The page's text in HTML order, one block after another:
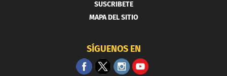
SUSCRIBETE
MAPA DEL SITIO
SÍGUENOS EN